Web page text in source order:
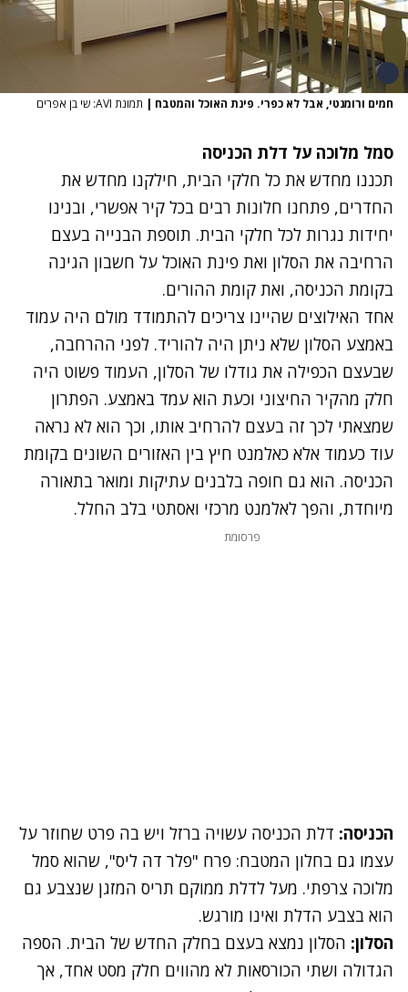
חמים ורומנטי, אבל לא כפרי. פינת האוכל והמטבח | תמונת AVI: שי בן אפרים
סמל מלוכה על דלת הכניסה
תכננו מחדש את כל חלקי הבית, חילקנו מחדש את
החדרים, פתחנו חלונות רבים בכל קיר אפשרי, ובנינו
יחידות נגרות לכל חלקי הבית. תוספת הבנייה בעצם
הרחיבה את הסלון ואת פינת האוכל על חשבון הגינה
בקומת הכניסה, ואת קומת ההורים.
אחד האילוצים שהיינו צריכים להתמודד מולם היה עמוד
באמצע הסלון שלא ניתן היה להוריד. לפני ההרחבה,
שבעצם הכפילה את גודלו של הסלון, העמוד פשוט היה
חלק מהקיר החיצוני וכעת הוא עמד באמצע. הפתרון
שמצאתי לכך זה בעצם להרחיב אותו, וכך הוא לא נראה
עוד כעמוד אלא כאלמנט חיץ בין האזורים השונים בקומת
הכניסה. הוא גם חופה בלבנים עתיקות ומואר בתאורה
מיוחדת, והפך לאלמנט מרכזי ואסתטי בלב החלל.
פרסומת
הכניסה: דלת הכניסה עשויה ברזל ויש בה פרט שחוזר על
עצמו גם בחלון המטבח: פרח "פלר דה ליס", שהוא סמל
מלוכה צרפתי. מעל לדלת ממוקם תריס המזגן שנצבע גם
הוא בצבע הדלת ואינו מורגש.
הסלון: הסלון נמצא בעצם בחלק החדש של הבית. הספה
הגדולה ושתי הכורסאות לא מהווים חלק מסט אחד, אך